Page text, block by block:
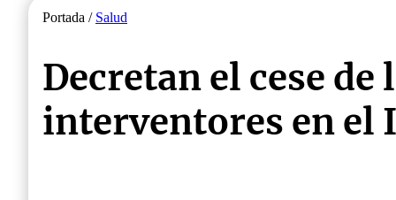
Portada / Salud
Decretan el cese
interventores en el